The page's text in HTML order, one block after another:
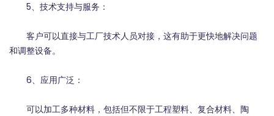
5、技术支持与服务：
客户可以直接与工厂技术人员对接，这有助于更快地解决问题
和调整设备。
6、应用广泛：
可以加工多种材料，包括但不限于工程塑料、复合材料、陶